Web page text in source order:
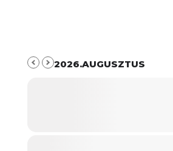
2026.AUGUSZTUS